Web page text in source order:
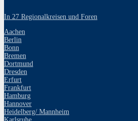
In 27 Regionalkreisen und Foren
Aachen
Berlin
Bonn
Bremen
Dortmund
Dresden
Erfurt
Frankfurt
Hamburg
Hannover
Heidelberg/ Mannheim